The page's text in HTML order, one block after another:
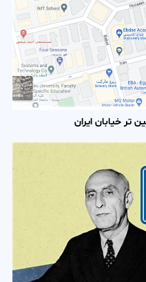
تر خیابان ایران